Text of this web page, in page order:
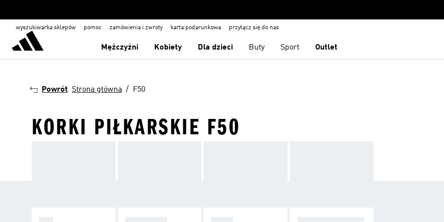
wyszukiwarka sklepów pomoc zamówienia i zwroty karta podarunkowa przyłącz się do nas
Mężczyźni Kobiety Dla dzieci Buty Sport Outlet
Powrót Strona główna F50
KORKI PIŁKARSKIE F50